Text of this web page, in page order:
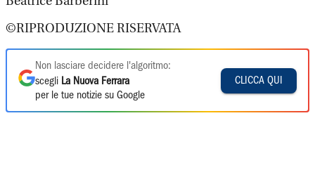
©RIPRODUZIONE RISERVATA
Non lasciare decidere l'algoritmo:
scegli La Nuova Ferrara
per le tue notizie su Google
CLICCA QUI